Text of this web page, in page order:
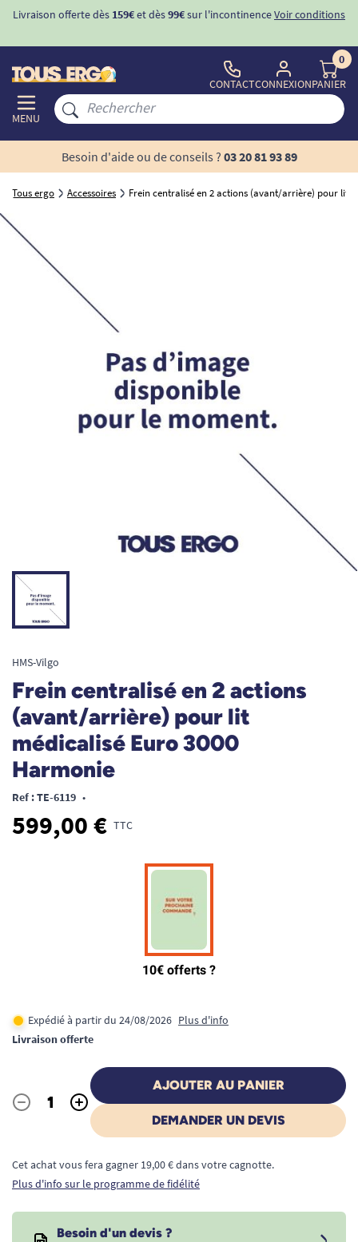
Livraison offerte dès 159€et dès99€sur l'incontinenceVoir conditions
MENU
CONTACTCONNEXION
0
PANIER
Besoin d'aide ou de conseils ? 03 20 81 93 89
Tous ergo Accessoires Frein centralisé en 2 actions (avant/arrière) pour lit
HMS-Vilgo
Frein centralisé en 2 actions
(avant/arrière) pour lit
médicalisé Euro 3000
Harmonie
Ref : TE-6119 •
599,00 € TTC
Expédié à partir du 24/08/2026 Plus d'info
Livraison offerte
Quantité
- +
AJOUTER AU PANIER
DEMANDER UN DEVIS
Cet achat vous fera gagner 19,00 € dans votre cagnotte.
Plus d'info sur le programme de fidélité
Besoin d'un devis ?